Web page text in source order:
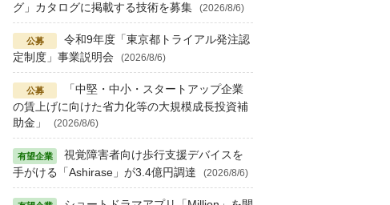
グ」カタログに掲載する技術を募集
(2026/8/6)
令和9年度「東京都トライアル発注認
定制度」事業説明会
(2026/8/6)
「中堅・中小・スタートアップ企業
の賃上げに向けた省力化等の大規模成長投資補
助金」
(2026/8/6)
視覚障害者向け歩行支援デバイスを
手がける「Ashirase」が3.4億円調達
(2026/8/6)